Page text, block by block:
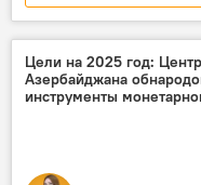
Новости
продукты питания
Цели на 2025 год:
Азербайджана
инструменты